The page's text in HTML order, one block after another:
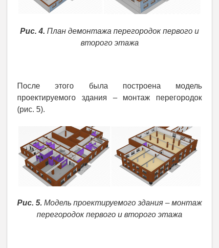
Рис. 4. План демонтажа перегородок первого и
второго этажа
После этого была построена модель
проектируемого здания – монтаж перегородок
(рис. 5).
Рис. 5. Модель проектируемого здания – монтаж
перегородок первого и второго этажа